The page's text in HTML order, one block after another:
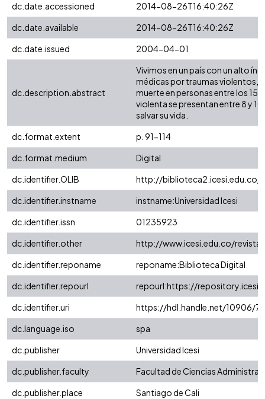
dc.date.accessioned
2014-08-26T16:40:26Z
dc.date.available
2014-08-26T16:40:26Z
dc.date.issued
2004-04-01
dc.description.abstract
Vivimos en un país con un alto
médicas por traumas violentos,
muerte en personas entre los 15
violenta se presentan entre 8 y
salvar su vida.
dc.format.extent
p. 91-114
dc.format.medium
Digital
dc.identifier.OLIB
http://biblioteca2.icesi.edu.co/
dc.identifier.instname
instname:Universidad Icesi
dc.identifier.issn
01235923
dc.identifier.other
http://www.icesi.edu.co/
dc.identifier.reponame
reponame:Biblioteca Digital
dc.identifier.repourl
repourl:https://
dc.identifier.uri
https://hdl.handle.net/10906/
dc.language.iso
spa
dc.publisher
Universidad Icesi
dc.publisher.faculty
Facultad de Ciencias
dc.publisher.place
Santiago de Cali